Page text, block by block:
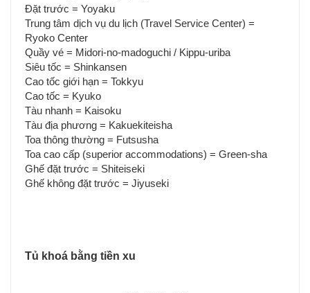
Đặt trước = Yoyaku
Trung tâm dịch vụ du lịch (Travel Service Center) =
Ryoko Center
Quầy vé = Midori-no-madoguchi / Kippu-uriba
Siêu tốc = Shinkansen
Cao tốc giới hạn = Tokkyu
Cao tốc = Kyuko
Tàu nhanh = Kaisoku
Tàu địa phương = Kakuekiteisha
Toa thông thường = Futsusha
Toa cao cấp (superior accommodations) = Green-sha
Ghế đặt trước = Shiteiseki
Ghế không đặt trước = Jiyuseki
Tủ khoá bằng tiền xu